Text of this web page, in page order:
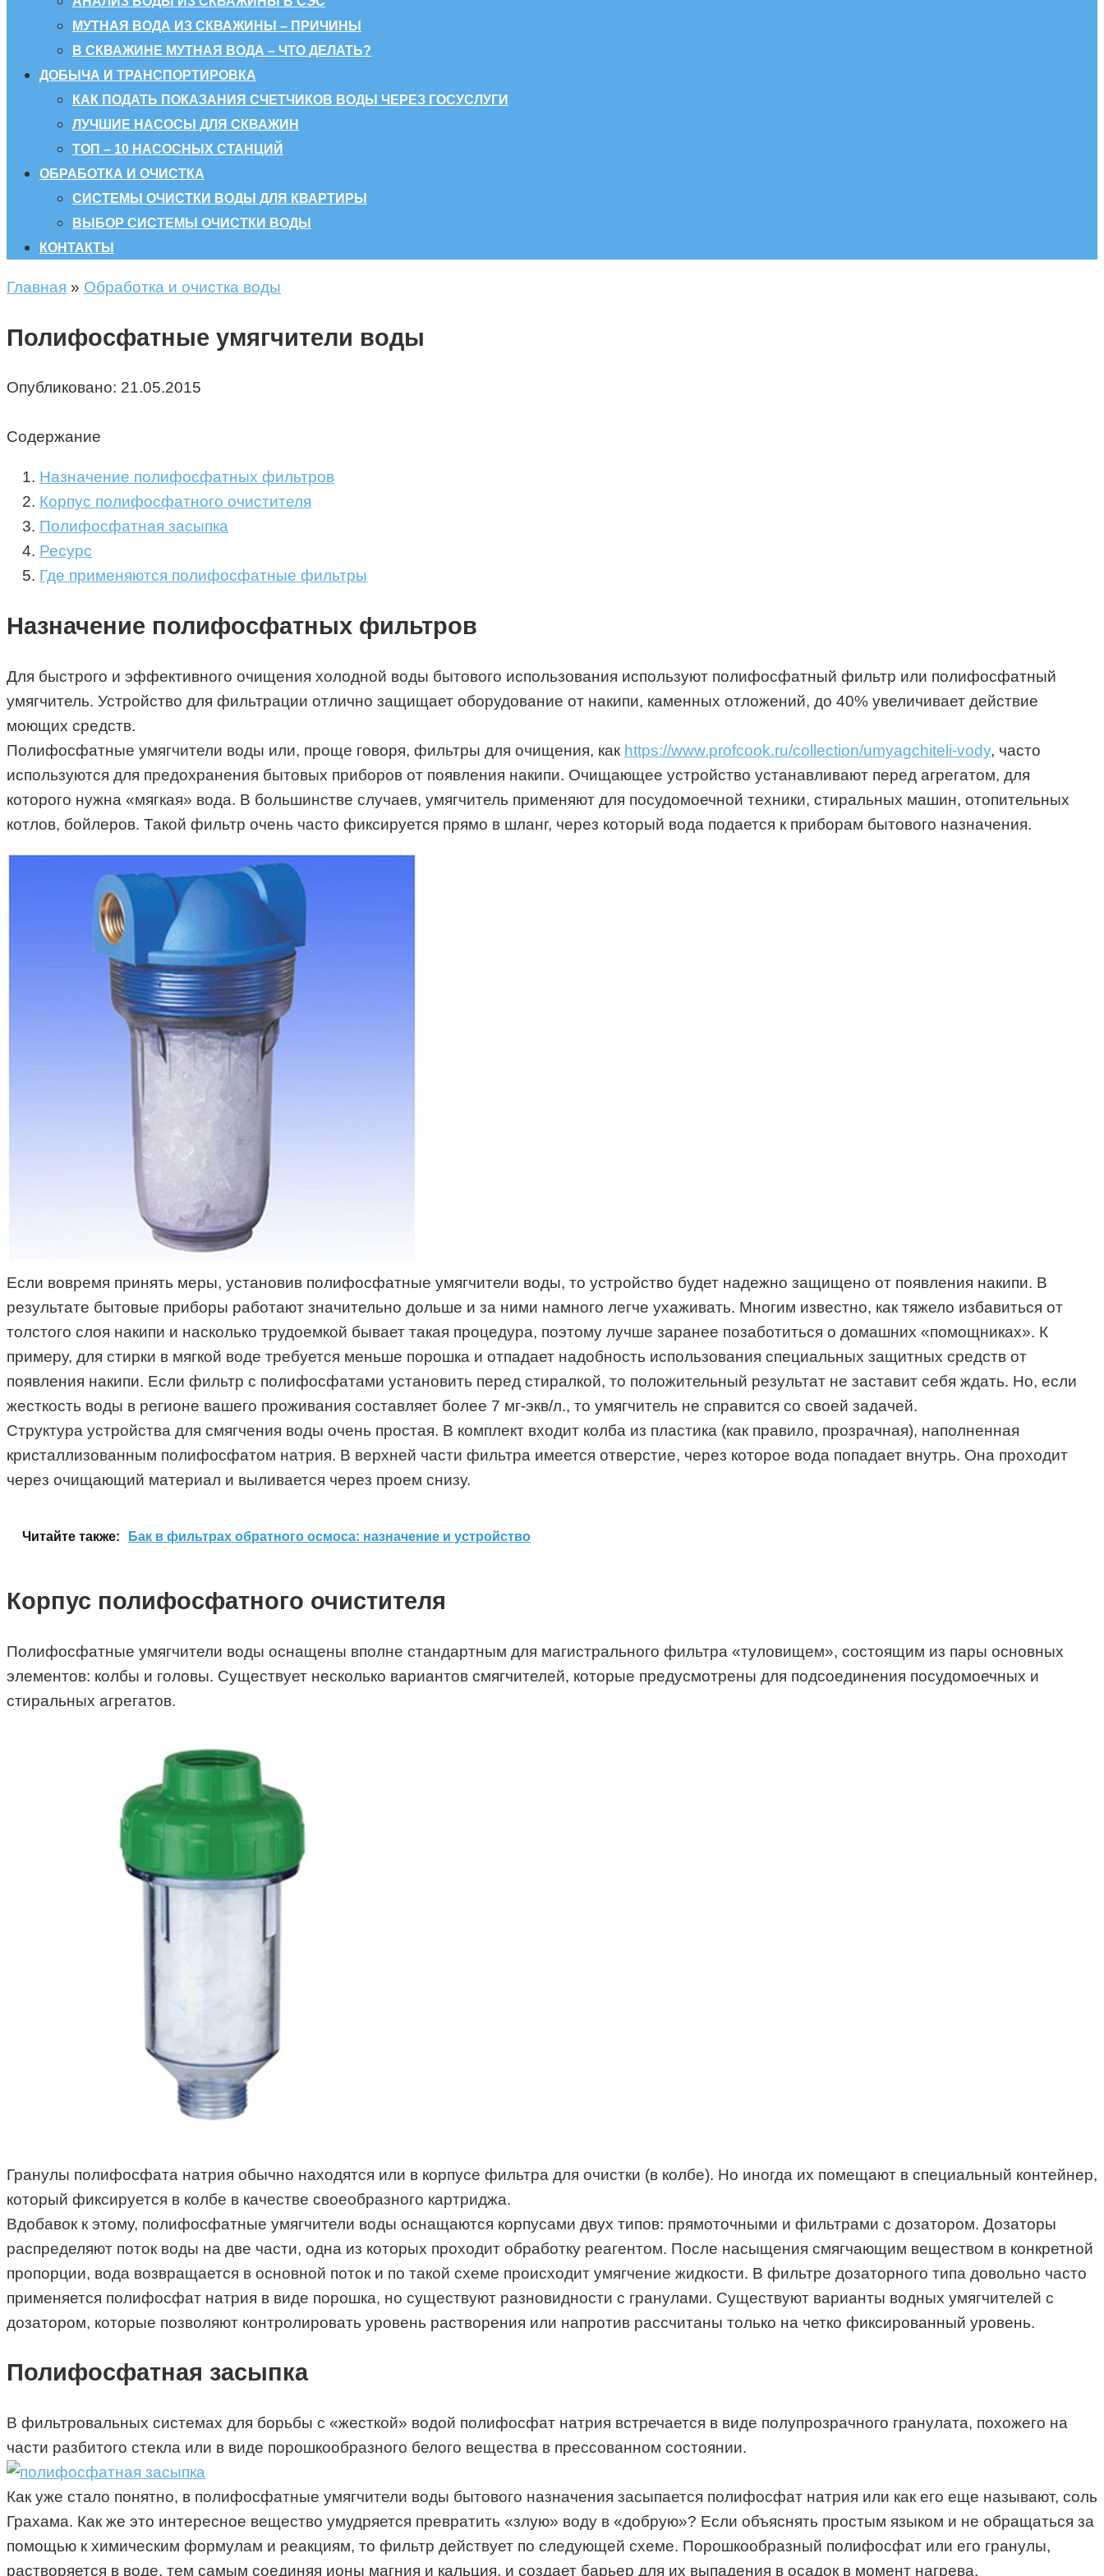
МУТНАЯ ВОДА ИЗ СКВАЖИНЫ – ПРИЧИНЫ
В СКВАЖИНЕ МУТНАЯ ВОДА – ЧТО ДЕЛАТЬ?
ДОБЫЧА И ТРАНСПОРТИРОВКА
КАК ПОДАТЬ ПОКАЗАНИЯ СЧЕТЧИКОВ ВОДЫ ЧЕРЕЗ ГОСУСЛУГИ
ЛУЧШИЕ НАСОСЫ ДЛЯ СКВАЖИН
ТОП – 10 НАСОСНЫХ СТАНЦИЙ
ОБРАБОТКА И ОЧИСТКА
СИСТЕМЫ ОЧИСТКИ ВОДЫ ДЛЯ КВАРТИРЫ
ВЫБОР СИСТЕМЫ ОЧИСТКИ ВОДЫ
КОНТАКТЫ
Главная » Обработка и очистка воды
Полифосфатные умягчители воды
Опубликовано: 21.05.2015
Содержание
Назначение полифосфатных фильтров
Корпус полифосфатного очистителя
Полифосфатная засыпка
Ресурс
Где применяются полифосфатные фильтры
Назначение полифосфатных фильтров
Для быстрого и эффективного очищения холодной воды бытового использования используют полифосфатный фильтр или полифосфатный
умягчитель. Устройство для фильтрации отлично защищает оборудование от накипи, каменных отложений, до 40% увеличивает действие
моющих средств.
Полифосфатные умягчители воды или, проще говоря, фильтры для очищения, как https://www.profcook.ru/collection/umyagchiteli-vody, часто
используются для предохранения бытовых приборов от появления накипи. Очищающее устройство устанавливают перед агрегатом, для
которого нужна «мягкая» вода. В большинстве случаев, умягчитель применяют для посудомоечной техники, стиральных машин, отопительных
котлов, бойлеров. Такой фильтр очень часто фиксируется прямо в шланг, через который вода подается к приборам бытового назначения.
Если вовремя принять меры, установив полифосфатные умягчители воды, то устройство будет надежно защищено от появления накипи. В
результате бытовые приборы работают значительно дольше и за ними намного легче ухаживать. Многим известно, как тяжело избавиться от
толстого слоя накипи и насколько трудоемкой бывает такая процедура, поэтому лучше заранее позаботиться о домашних «помощниках». К
примеру, для стирки в мягкой воде требуется меньше порошка и отпадает надобность использования специальных защитных средств от
появления накипи. Если фильтр с полифосфатами установить перед стиралкой, то положительный результат не заставит себя ждать. Но, если
жесткость воды в регионе вашего проживания составляет более 7 мг-экв/л., то умягчитель не справится со своей задачей.
Структура устройства для смягчения воды очень простая. В комплект входит колба из пластика (как правило, прозрачная), наполненная
кристаллизованным полифосфатом натрия. В верхней части фильтра имеется отверстие, через которое вода попадает внутрь. Она проходит
через очищающий материал и выливается через проем снизу.
Читайте также: Бак в фильтрах обратного осмоса: назначение и устройство
Корпус полифосфатного очистителя
Полифосфатные умягчители воды оснащены вполне стандартным для магистрального фильтра «туловищем», состоящим из пары основных
элементов: колбы и головы. Существует несколько вариантов смягчителей, которые предусмотрены для подсоединения посудомоечных и
стиральных агрегатов.
Гранулы полифосфата натрия обычно находятся или в корпусе фильтра для очистки (в колбе). Но иногда их помещают в специальный контейнер,
который фиксируется в колбе в качестве своеобразного картриджа.
Вдобавок к этому, полифосфатные умягчители воды оснащаются корпусами двух типов: прямоточными и фильтрами с дозатором. Дозаторы
распределяют поток воды на две части, одна из которых проходит обработку реагентом. После насыщения смягчающим веществом в конкретной
пропорции, вода возвращается в основной поток и по такой схеме происходит умягчение жидкости. В фильтре дозаторного типа довольно часто
применяется полифосфат натрия в виде порошка, но существуют разновидности с гранулами. Существуют варианты водных умягчителей с
дозатором, которые позволяют контролировать уровень растворения или напротив рассчитаны только на четко фиксированный уровень.
Полифосфатная засыпка
В фильтровальных системах для борьбы с «жесткой» водой полифосфат натрия встречается в виде полупрозрачного гранулата, похожего на
части разбитого стекла или в виде порошкообразного белого вещества в прессованном состоянии.
Как уже стало понятно, в полифосфатные умягчители воды бытового назначения засыпается полифосфат натрия или как его еще называют, соль
Грахама. Как же это интересное вещество умудряется превратить «злую» воду в «добрую»? Если объяснять простым языком и не обращаться за
помощью к химическим формулам и реакциям, то фильтр действует по следующей схеме. Порошкообразный полифосфат или его гранулы,
растворяется в воде, тем самым соединяя ионы магния и кальция, и создает барьер для их выпадения в осадок в момент нагрева.